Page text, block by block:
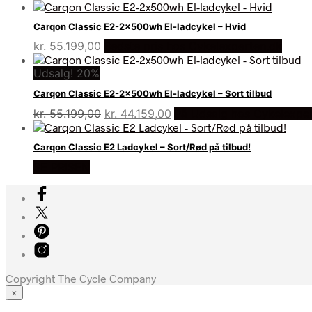
Carqon Classic E2-2x500wh El-ladcykel – Hvid
kr. 55.199,00
Udsalg! 20%
Carqon Classic E2-2x500wh El-ladcykel – Sort tilbud
kr.55.199,00 Den
oprindelige
pris
var:
kr. 44.159,00
aktuelle
pris
er:
Carqon Classic E2 Ladcykel – Sort/Rød på tilbud!
Copyright The Cycle Company
×